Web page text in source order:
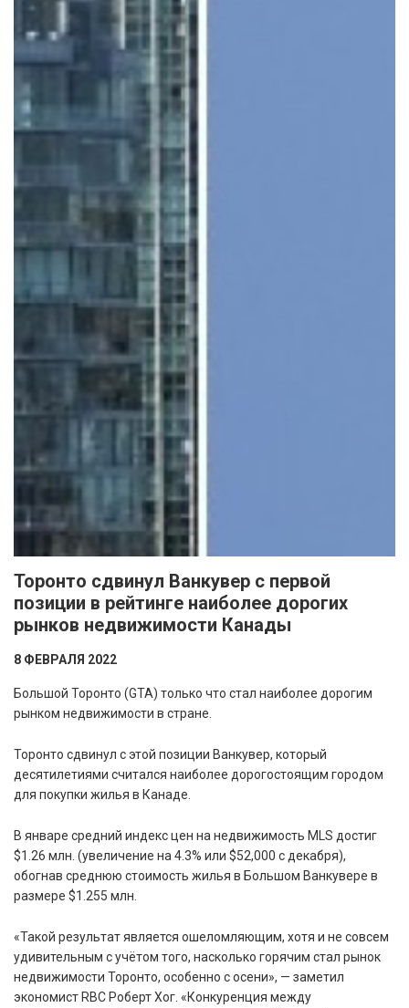
Торонто сдвинул Ванкувер с первой
позиции в рейтинге наиболее дорогих
рынков недвижимости Канады
8 ФЕВРАЛЯ 2022
Большой Торонто (GTA) только что стал наиболее дорогим
рынком недвижимости в стране.
Торонто сдвинул с этой позиции Ванкувер, который
десятилетиями считался наиболее дорогостоящим городом
для покупки жилья в Канаде.
В январе средний индекс цен на недвижимость MLS достиг
$1.26 млн. (увеличение на 4.3% или $52,000 с декабря),
обогнав среднюю стоимость жилья в Большом Ванкувере в
размере $1.255 млн.
«Такой результат является ошеломляющим, хотя и не совсем
удивительным с учётом того, насколько горячим стал рынок
недвижимости Торонто, особенно с осени», — заметил
экономист RBC Роберт Хог. «Конкуренция между